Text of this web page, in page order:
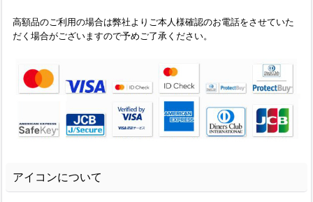
高額品のご利用の場合は弊社よりご本人様確認のお電話をさせていた
だく場合がございますので予めご了承ください。
アイコンについて